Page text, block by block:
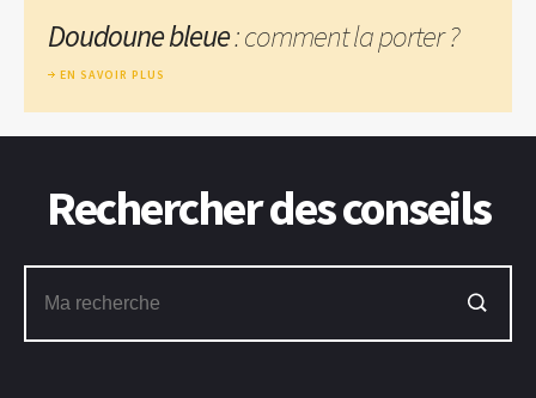
Doudoune bleue: comment la porter ?
EN SAVOIR PLUS
Rechercher des conseils